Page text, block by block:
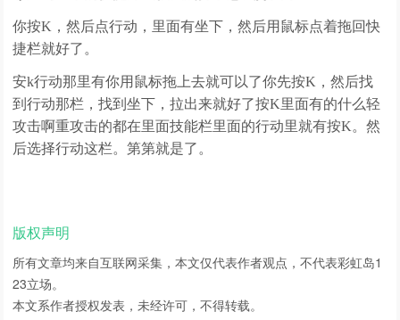
你按K，然后点行动，里面有坐下，然后用鼠标点着拖回快
捷栏就好了。
安k行动那里有你用鼠标拖上去就可以了你先按K，然后找
到行动那栏，找到坐下，拉出来就好了按K里面有的什么轻
攻击啊重攻击的都在里面技能栏里面的行动里就有按K。然
后选择行动这栏。第第就是了。
版权声明
所有文章均来自互联网采集，本文仅代表作者观点，不代表彩虹岛1
23立场。
本文系作者授权发表，未经许可，不得转载。